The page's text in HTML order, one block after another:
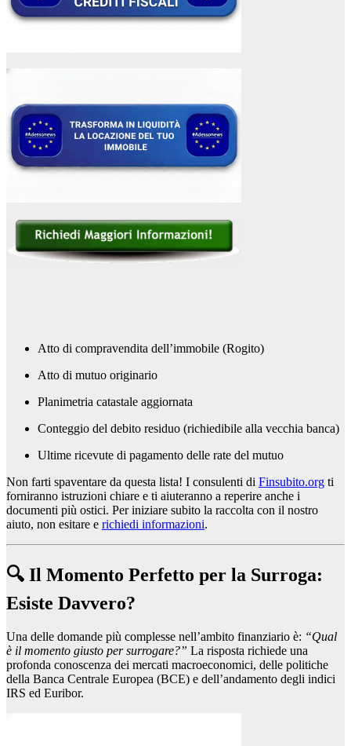
Atto di compravendita dell’immobile (Rogito)
Atto di mutuo originario
Planimetria catastale aggiornata
Conteggio del debito residuo (richiedibile alla vecchia banca)
Ultime ricevute di pagamento delle rate del mutuo
Non farti spaventare da questa lista! I consulenti di Finsubito.org ti
forniranno istruzioni chiare e ti aiuteranno a reperire anche i
documenti più ostici. Per iniziare subito la raccolta con il nostro
aiuto, non esitare e richiedi informazioni.
🔍 Il Momento Perfetto per la Surroga:
Esiste Davvero?
Una delle domande più complesse nell’ambito finanziario è: “Qual
è il momento giusto per surrogare?” La risposta richiede una
profonda conoscenza dei mercati macroeconomici, delle politiche
della Banca Centrale Europea (BCE) e dell’andamento degli indici
IRS ed Euribor.